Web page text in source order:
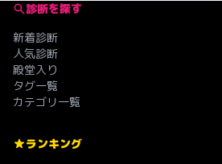
診断を探す
新着診断
人気診断
殿堂入り
タグ一覧
カテゴリ一覧
ランキング